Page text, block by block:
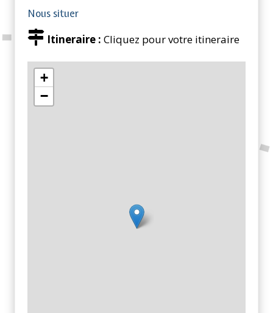
Nous situer
Itineraire : Cliquez pour votre itineraire
+
−